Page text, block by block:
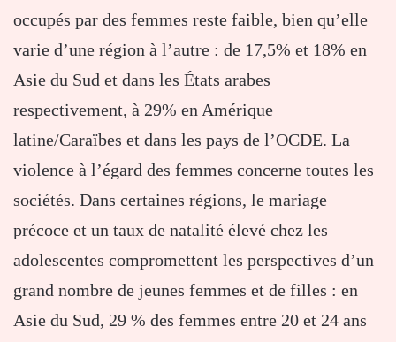
occupés par des femmes reste faible, bien qu’elle
varie d’une région à l’autre : de 17,5% et 18% en
Asie du Sud et dans les États arabes
respectivement, à 29% en Amérique
latine/Caraïbes et dans les pays de l’OCDE. La
violence à l’égard des femmes concerne toutes les
sociétés. Dans certaines régions, le mariage
précoce et un taux de natalité élevé chez les
adolescentes compromettent les perspectives d’un
grand nombre de jeunes femmes et de filles : en
Asie du Sud, 29 % des femmes entre 20 et 24 ans